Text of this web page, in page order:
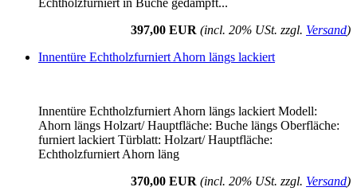
397,00 EUR (incl. 20% USt. zzgl. Versand)
Innentüre Echtholzfurniert Ahorn längs lackiert
Innentüre Echtholzfurniert Ahorn längs lackiert Modell:
Ahorn längs Holzart/ Hauptfläche: Buche längs Oberfläche:
furniert lackiert Türblatt: Holzart/ Hauptfläche:
Echtholzfurniert Ahorn läng
370,00 EUR (incl. 20% USt. zzgl. Versand)